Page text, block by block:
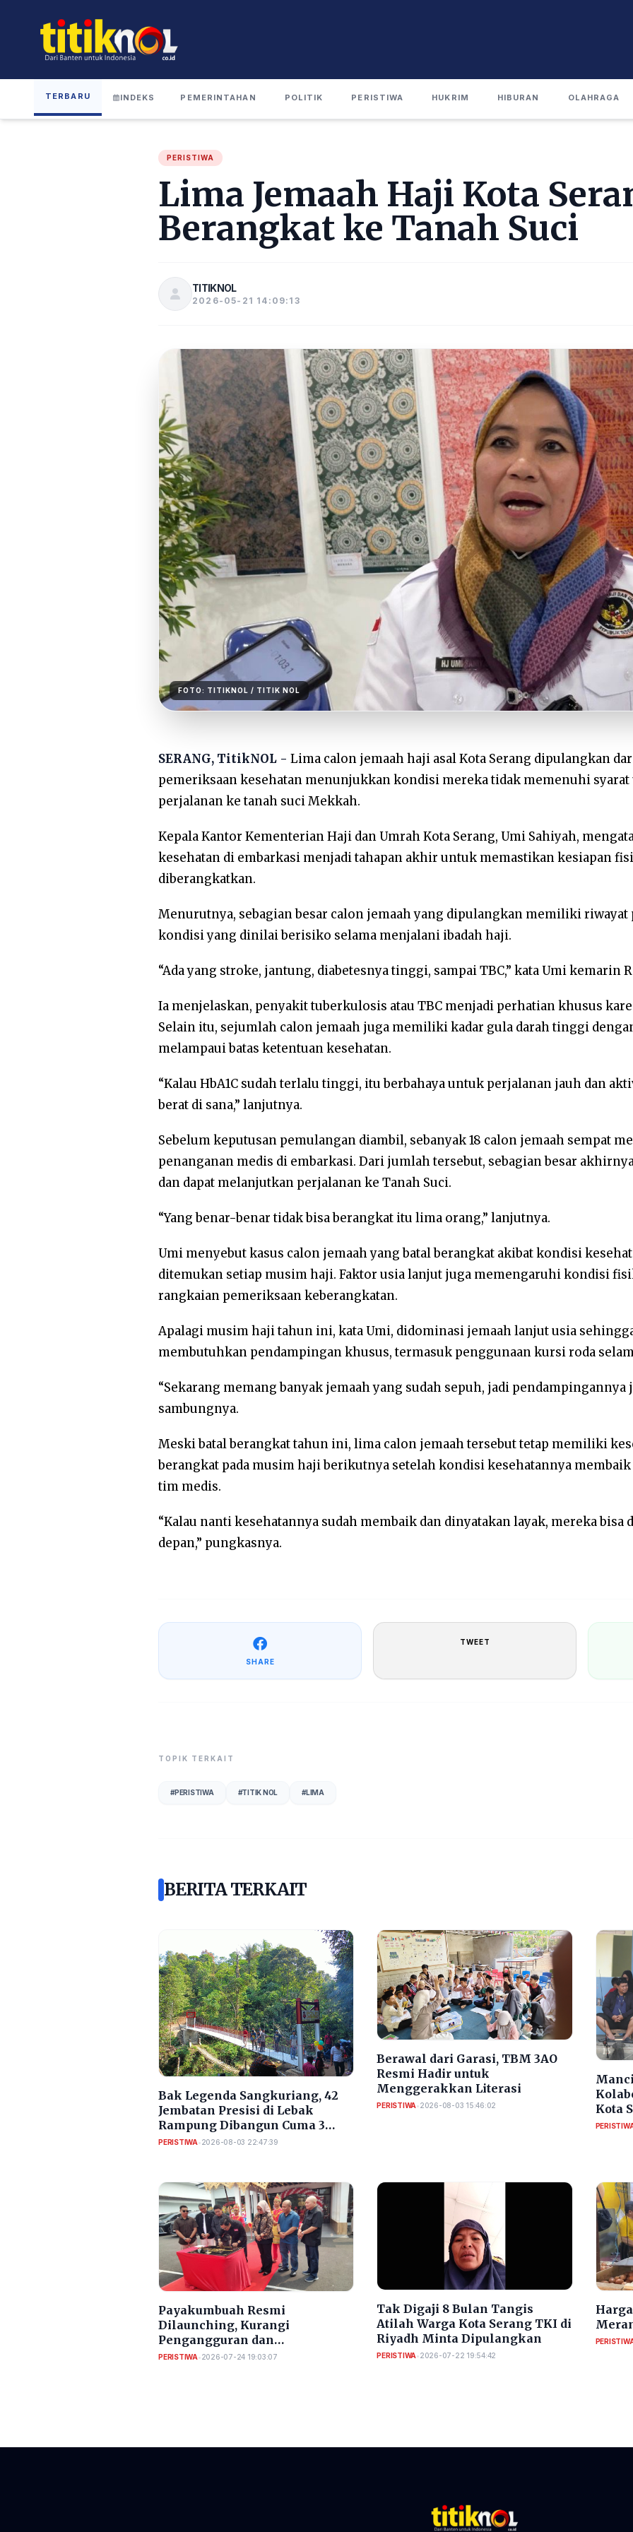
TERBARU INDEKS PEMERINTAHAN POLITIK PERISTIWA HUKRIM HIBURAN OLAHRAGA
PERISTIWA
Lima Jemaah Haji Kota
Berangkat ke Tanah Suci
TITIKNOL
2026-05-21 14:09:13
FOTO: TITIKNOL / TITIK NOL
SERANG, TitikNOL - Lima calon jemaah haji asal Kota Serang dipulangkan
pemeriksaan kesehatan menunjukkan kondisi mereka tidak memenuhi
perjalanan ke tanah suci Mekkah.
Kepala Kantor Kementerian Haji dan Umrah Kota Serang, Umi Sahiyah,
kesehatan di embarkasi menjadi tahapan akhir untuk memastikan kesiapan
diberangkatkan.
Menurutnya, sebagian besar calon jemaah yang dipulangkan memiliki
kondisi yang dinilai berisiko selama menjalani ibadah haji.
“Ada yang stroke, jantung, diabetesnya tinggi, sampai TBC,” kata Umi kemarin
Ia menjelaskan, penyakit tuberkulosis atau TBC menjadi perhatian khusus
Selain itu, sejumlah calon jemaah juga memiliki kadar gula darah tinggi
melampaui batas ketentuan kesehatan.
“Kalau HbA1C sudah terlalu tinggi, itu berbahaya untuk perjalanan jauh dan
berat di sana,” lanjutnya.
Sebelum keputusan pemulangan diambil, sebanyak 18 calon jemaah sempat
penanganan medis di embarkasi. Dari jumlah tersebut, sebagian besar
dan dapat melanjutkan perjalanan ke Tanah Suci.
“Yang benar-benar tidak bisa berangkat itu lima orang,” lanjutnya.
Umi menyebut kasus calon jemaah yang batal berangkat akibat kondisi
ditemukan setiap musim haji. Faktor usia lanjut juga memengaruhi kondisi
rangkaian pemeriksaan keberangkatan.
Apalagi musim haji tahun ini, kata Umi, didominasi jemaah lanjut usia
membutuhkan pendampingan khusus, termasuk penggunaan kursi roda
“Sekarang memang banyak jemaah yang sudah sepuh, jadi pendampingannya
sambungnya.
Meski batal berangkat tahun ini, lima calon jemaah tersebut tetap memiliki
berangkat pada musim haji berikutnya setelah kondisi kesehatannya
tim medis.
“Kalau nanti kesehatannya sudah membaik dan dinyatakan layak, mereka
depan,” pungkasnya.
SHARE
TWEET
TOPIK TERKAIT
#PERISTIWA #TITIK NOL #LIMA
BERITA TERKAIT
Bak Legenda Sangkuriang, 42
Jembatan Presisi di Lebak
Rampung Dibangun Cuma 3
Bulan
PERISTIWA•2026-08-03 22:47:39
Berawal dari Garasi, TBM 3AO
Resmi Hadir untuk
Menggerakkan Literasi
PERISTIWA•2026-08-03 15:46:02
Kota
RI
Payakumbuah Resmi
Dilaunching, Kurangi
Pengangguran dan
Meningkatkan PAD Kota
PERISTIWA•2026-07-24 19:03:07
​Tak Digaji 8 Bulan Tangis
Atilah Warga Kota Serang TKI di
Riyadh Minta Dipulangkan
PERISTIWA•2026-07-22 19:54:42